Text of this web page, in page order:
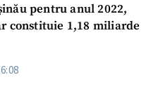
pentru anul 2022,
constituie 1,18 miliarde